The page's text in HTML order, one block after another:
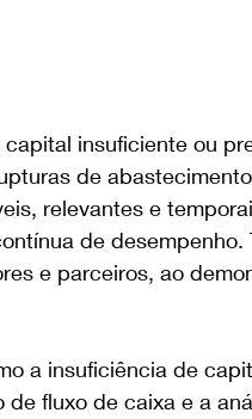
insuficiente ou
de
relevantes e
de desempenho.
e parceiros, ao
a insuficiência de
fluxo de caixa e a